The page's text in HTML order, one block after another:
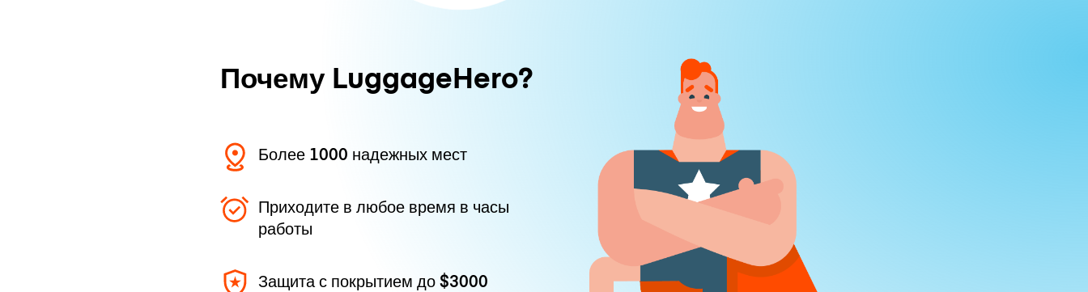
Почему LuggageHero?
Более 1000 надежных мест
Приходите в любое время в часы
работы
Защита с покрытием до$3000